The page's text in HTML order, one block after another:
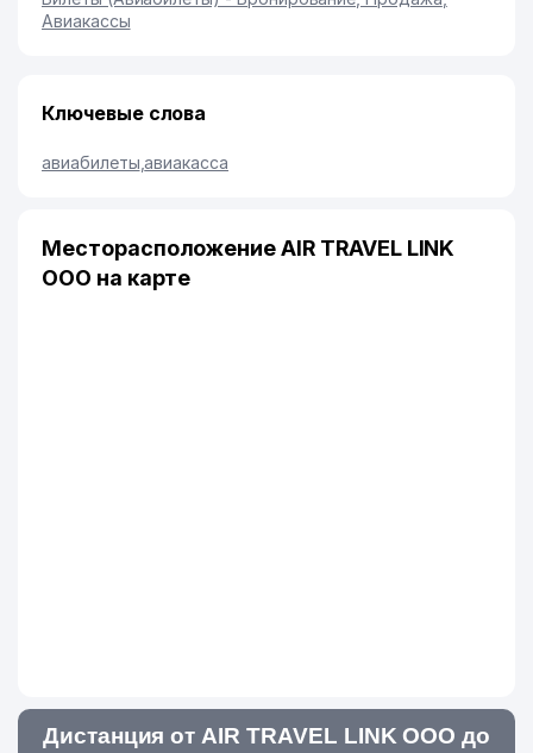
Авиакассы
Ключевые слова
авиабилеты ,авиакасса
Месторасположение AIR TRAVEL LINK
ООО на карте
Дистанция от AIR TRAVEL LINK ООО до